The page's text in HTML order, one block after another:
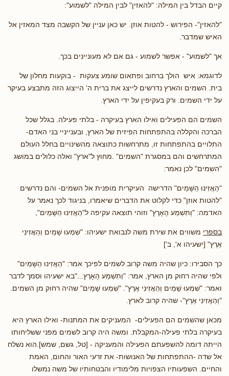
קיים הבדל בין המילה: "להאזין" לבין המילה "לשמוע":
"להאזין"- הפירוש - להטות אוזן. יש כאן עניין של הקשבה מצד המאזין אל
האיש שמדבר.
אך "לשמוע" - אפשר לשמוע - גם אם לא מעוניינים בכך.
לדוגמא: איש הולך ברחוב ופתאום שומע צעקות - בוקעות מחלון של
בית. השמים והארץ נדרשים לייצג את ברית ה' הייצוג הזה מתבצע בעיקר
על ידי השמים. ורק בעקיפין על ידי הארץ.
השמים הם הפעילים ואילו הארץ בעיקרה - בלתי פעילה. בגלל שכל
הברכה והקללה בהתפתחות הפיזית של הארץ, ובענייניי בני האדם-
התלויים בהתפתחות זו, מתרחשות כתוצאה מהשינויים בחלל העולם
המתרחשים והם במסגרת "השמים" .מחוץ ל"ארץ" ואלה כלולים במושג
"השמים" לכן נאמר:
"הַאֲזִינוּ הַשָּׁמַיִם" הדרישה העיקרית מופנית אל השמים- והם נדרשים
"להטות אוזן" כדי לקלוט את הדברים שיאמרו, בניגוד לכך נאמר על
האדמה: "וְתִשְׁמַע הָאָרֶץ" וזוהי תוצאה עקיפה ל"הַאֲזִינוּ הַשָּׁמַיִם",
בספרי משווים את שירת משה לנבואת ישעיהו: "שִׁמְעוּ שָׁמַיִם וְהַאֲזִינִי
אֶרֶץ" [ישעיהו א', ב']
כך הסבירו: כיון שהיה משה קרוב לשמים לפיכך אמר: "הַאֲזִינוּ הַשָּׁמַיִם"
ולפי שהיה רחוק מן הארץ, אמר: "וְתִשְׁמַע הָאָרֶץ..."בא ישעיהו וסמך לדבר
ואמר: "שִׁמְעוּ שָׁמַיִם וְהַאֲזִינִי אֶרֶץ". "שִׁמְעוּ שָׁמַיִם" שהיה רחוק מן השמים.
"וְהַאֲזִינִי אֶרֶץ"- שהיה קרוב לארץ.
מכאן שהשמים הם הפעילים- המעניקים את המתנות- ואילו הארץ היא
בעיקרה בלתי פעילה-המקבלת. ומשה היה קרוב לשמים מפני ששליחותו
הייתה דומה להשפעתם הפעילה והמעניקה - [טל, גשם, שמש].הוא נשלח
אל שדה -ההתפתחות של האנושות- את זרעי האור והחום, האמת
והחיים. השפעותיו הצפויות מלימודיו והבטחותיו של משה נמשלו